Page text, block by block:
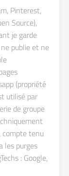
Pinterest,
Source),
je garde
publie et ne
(propriété
utilisé par
de groupe
compte tenu
les purges
: Google,